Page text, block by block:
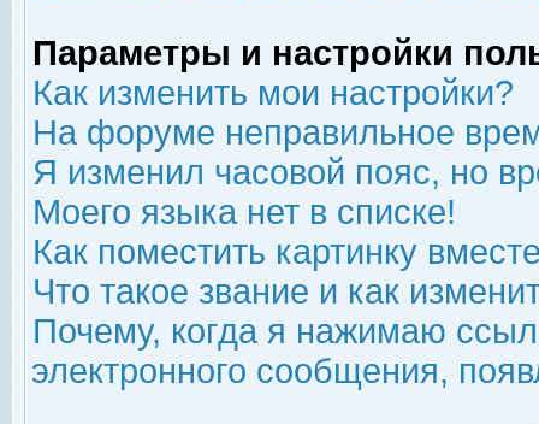
Параметры и настройки
Как изменить мои настройки?
На форуме неправильное
Я изменил часовой пояс, но
Моего языка нет в списке!
Как поместить картинку
Что такое звание и как
Почему, когда я нажимаю
электронного сообщения,